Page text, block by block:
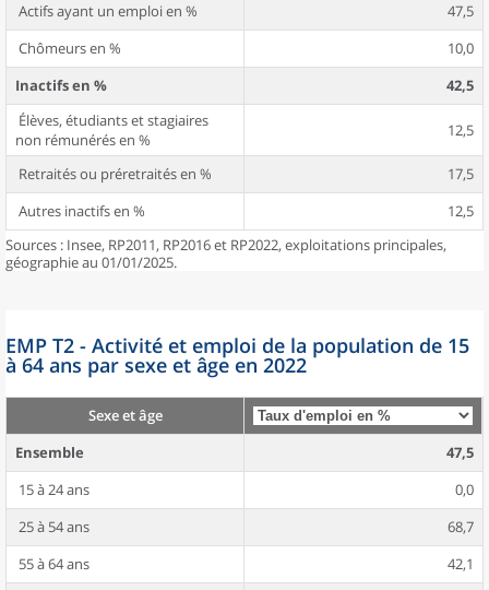
Actifs ayant un emploi en %
47,5
Chômeurs en %
10,0
Inactifs en %
42,5
Élèves, étudiants et stagiaires
non rémunérés en %
12,5
Retraités ou préretraités en %
17,5
Autres inactifs en %
12,5
Sources : Insee, RP2011, RP2016 et RP2022, exploitations principales,
géographie au 01/01/2025.
EMP T2 - Activité et emploi de la population de 15
à 64 ans par sexe et âge en 2022
Sexe et âge
Ensemble
47,5
15 à 24 ans
0,0
25 à 54 ans
68,7
55 à 64 ans
42,1